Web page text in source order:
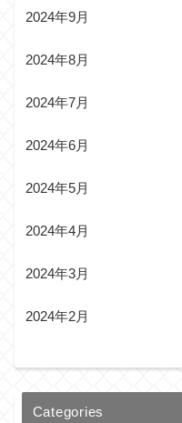
2024年9月
2024年8月
2024年7月
2024年6月
2024年5月
2024年4月
2024年3月
2024年2月
Categories